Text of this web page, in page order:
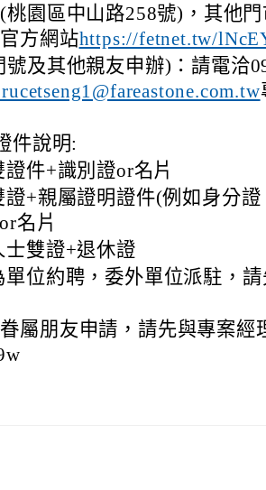
園區中山路258號)，其他
方網站https://fetnet.tw/
及其他親友申辦)：請電洽
件說明:
件+識別證or名片
+親屬證明證件(例如身分證
名片
雙證+退休證
位約聘，委外單位派駐，
屬朋友申請，請先與專案經